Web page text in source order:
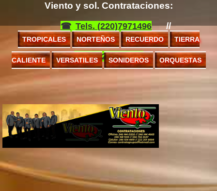
Viento y sol. Contrataciones:
Tels. (220)7971496 //
(222)8424706
TROPICALES NORTEÑOS RECUERDO TIERRA
CALIENTE VERSATILES SONIDEROS ORQUESTAS